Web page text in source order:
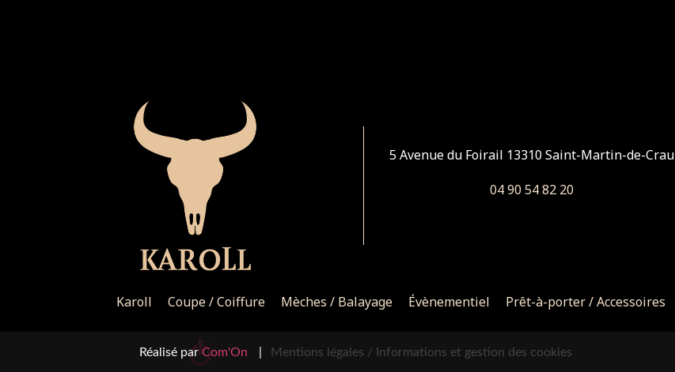
5 Avenue du Foirail 13310 Saint-Martin-de-Crau
04 90 54 82 20
Karoll Coupe / Coiffure Mèches / Balayage Évènementiel Prêt-à-porter / Accessoires
Réalisé parCom'On Mentions légales / Informations et gestion des cookies